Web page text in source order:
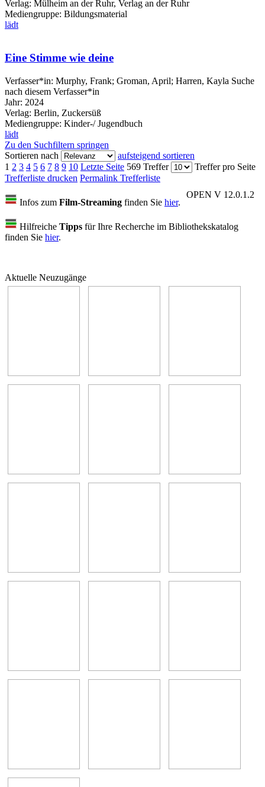
Verlag: Mülheim an der Ruhr, Verlag an der Ruhr
Mediengruppe: Bildungsmaterial
lädt
Eine Stimme wie deine
Verfasser*in: Murphy, Frank; Groman, April; Harren, Kayla Suche
nach diesem Verfasser*in
Jahr: 2024
Verlag: Berlin, Zuckersüß
Mediengruppe: Kinder-/ Jugendbuch
lädt
Zu den Suchfiltern springen
Sortieren nach
aufsteigend sortieren
1 2 3 4 5 6 7 8 9 10 Letzte Seite 569 Treffer
Treffer pro Seite
Trefferliste drucken Permalink Trefferliste
OPEN V 12.0.1.2
Infos zum Film-Streaming finden Sie hier.
Hilfreiche Tipps für Ihre Recherche im Bibliothekskatalog
finden Sie hier.
Aktuelle Neuzugänge